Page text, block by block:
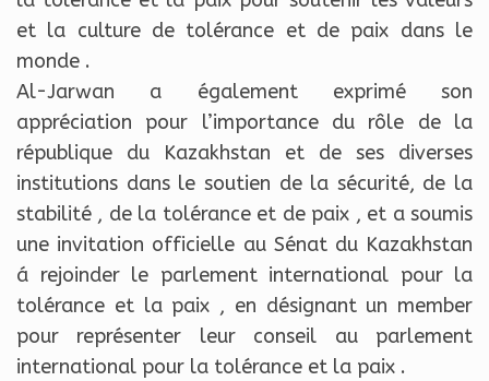
et la culture de tolérance et de paix dans le
monde .
Al-Jarwan a également exprimé son
appréciation pour l’importance du rôle de la
république du Kazakhstan et de ses diverses
institutions dans le soutien de la sécurité, de la
stabilité , de la tolérance et de paix , et a soumis
une invitation officielle au Sénat du Kazakhstan
á rejoinder le parlement international pour la
tolérance et la paix , en désignant un member
pour représenter leur conseil au parlement
international pour la tolérance et la paix .